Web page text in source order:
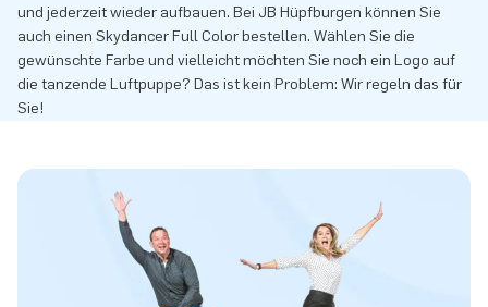
und jederzeit wieder aufbauen. Bei JB Hüpfburgen können Sie
auch einen Skydancer Full Color bestellen. Wählen Sie die
gewünschte Farbe und vielleicht möchten Sie noch ein Logo auf
die tanzende Luftpuppe? Das ist kein Problem: Wir regeln das für
Sie!